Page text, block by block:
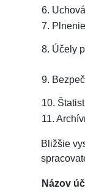
6.
7.
8. Účely
9.
10.
11.
Bližšie
Názov